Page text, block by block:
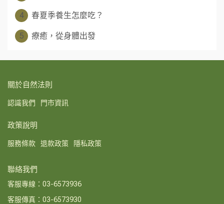
4 春夏季養生怎麼吃？
5 療癒，從身體出發
關於自然法則
認識我們 門市資訊
政策說明
服務條款 退款政策 隱私政策
聯絡我們
客服專線：03-6573936
客服傳真：03-6573930